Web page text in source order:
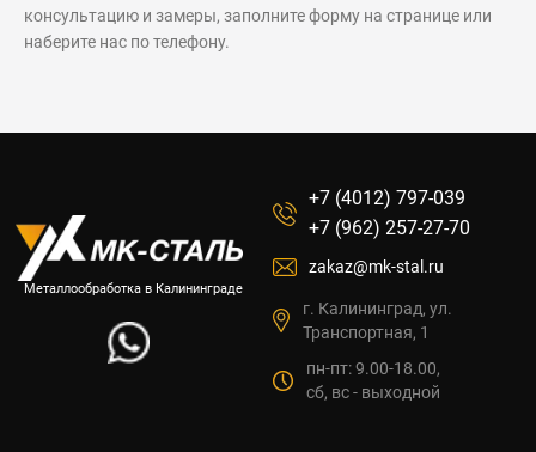
консультацию и замеры, заполните форму на странице или
наберите нас по телефону.
Металлообработка в Калининграде
+7 (4012) 797-039
+7 (962) 257-27-70
zakaz@mk-stal.ru
г. Калининград, ул.
Транспортная, 1
пн-пт: 9.00-18.00,
сб, вс - выходной